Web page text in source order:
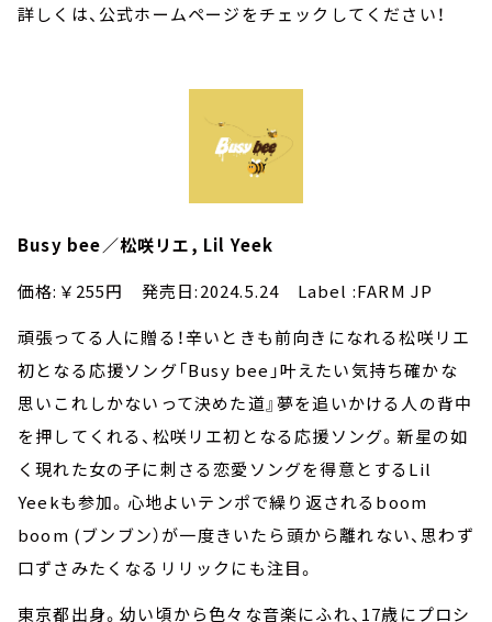
詳しくは、公式ホームページをチェックしてください！
Busy bee／松咲リエ, Lil Yeek
価格:￥255円 発売日:2024.5.24 Label :FARM JP
頑張ってる人に贈る！辛いときも前向きになれる松咲リエ
初となる応援ソング「Busy bee」叶えたい気持ち確かな
思いこれしかないって決めた道』夢を追いかける人の背中
を押してくれる、松咲リエ初となる応援ソング。新星の如
く現れた女の子に刺さる恋愛ソングを得意とするLil
Yeekも参加。心地よいテンポで繰り返されるboom
boom (ブンブン）が一度きいたら頭から離れない、思わず
口ずさみたくなるリリックにも注目。
東京都出身。幼い頃から色々な音楽にふれ、17歳にプロシ